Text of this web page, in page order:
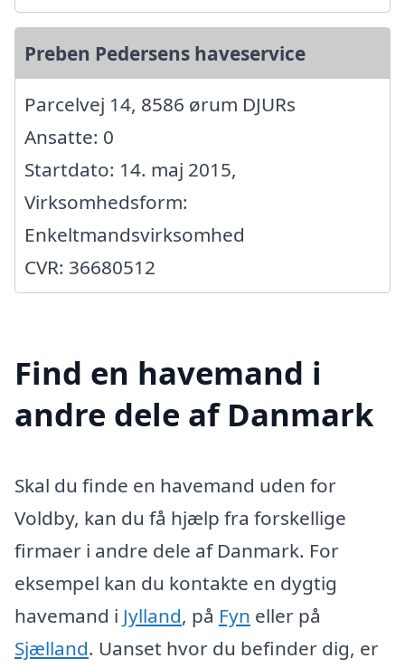
Preben Pedersens haveservice
Parcelvej 14, 8586 ørum DJURs
Ansatte: 0
Startdato: 14. maj 2015,
Virksomhedsform:
Enkeltmandsvirksomhed
CVR: 36680512
Find en havemand i
andre dele af Danmark
Skal du finde en havemand uden for
Voldby, kan du få hjælp fra forskellige
firmaer i andre dele af Danmark. For
eksempel kan du kontakte en dygtig
havemand i Jylland, på Fyn eller på
Sjælland. Uanset hvor du befinder dig, er